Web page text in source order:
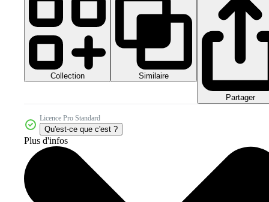
Collection Similaire
Partager
Licence Pro Standard
Qu'est-ce que c'est ?
Plus d'infos